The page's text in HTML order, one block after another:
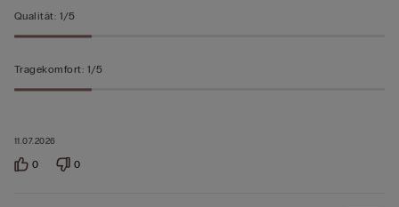
bewertet
11.07.2026
Qualität: 1/5
Tragekomfort: 1/5
0 0